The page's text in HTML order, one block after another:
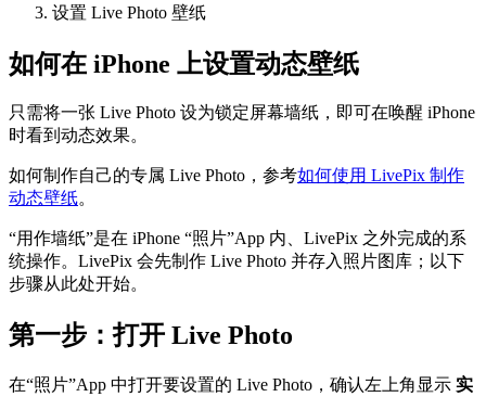
设置 Live Photo 壁纸
如何在 iPhone 上设置动态壁纸
只需将一张 Live Photo 设为锁定屏幕墙纸，即可在唤醒 iPhone
时看到动态效果。
如何制作自己的专属 Live Photo，参考如何使用 LivePix 制作
动态壁纸。
“用作墙纸”是在 iPhone “照片”App 内、LivePix 之外完成的系
统操作。LivePix 会先制作 Live Photo 并存入照片图库；以下
步骤从此处开始。
第一步：打开 Live Photo
在“照片”App 中打开要设置的 Live Photo，确认左上角显示 实